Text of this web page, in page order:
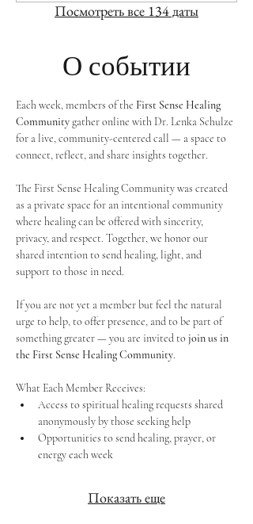
Посмотреть все 134 даты
О событии
Each week, members of the First Sense Healing
Community gather online with Dr. Lenka Schulze
for a live, community-centered call — a space to
connect, reflect, and share insights together.
The First Sense Healing Community was created
as a private space for an intentional community
where healing can be offered with sincerity,
privacy, and respect. Together, we honor our
shared intention to send healing, light, and
support to those in need.
If you are not yet a member but feel the natural
urge to help, to offer presence, and to be part of
something greater — you are invited to join us in
the First Sense Healing Community.
What Each Member Receives:
Access to spiritual healing requests shared
anonymously by those seeking help
Opportunities to send healing, prayer, or
energy each week
Показать еще